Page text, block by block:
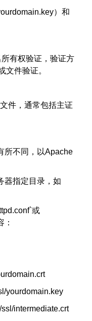
）和
有权验证，验证方
文件验证。
件，通常包括主证
所不同，以Apache
器指定目录，如
或
yourdomain.key
intermediate.crt